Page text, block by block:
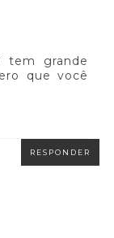
tem grande
que você
RESPONDER